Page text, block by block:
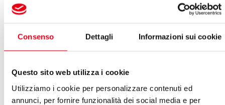
Consenso Dettagli Informazioni sui cookie
Questo sito web utilizza i cookie
Utilizziamo i cookie per personalizzare contenuti ed
annunci, per fornire funzionalità dei social media e per
Il calendario degli spettacoli del Giglio
Spettacoli in questa settimana
VEDI ARCHIVIO SPETTACOLI
Dicembre 2023